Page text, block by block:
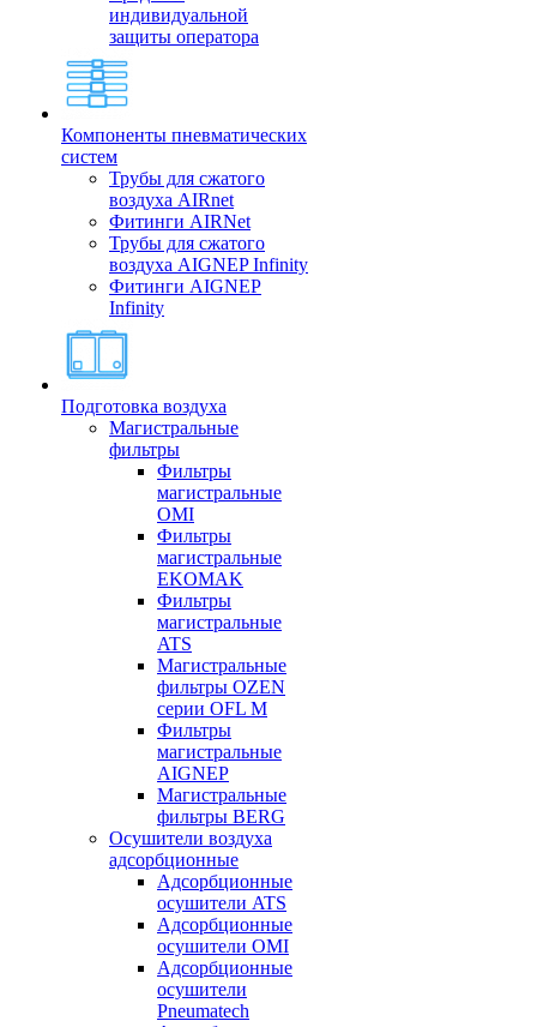
индивидуальной
защиты оператора
Компоненты пневматических
систем
Трубы для сжатого
воздуха AIRnet
Фитинги AIRNet
Трубы для сжатого
воздуха AIGNEP Infinity
Фитинги AIGNEP
Infinity
Подготовка воздуха
Магистральные
фильтры
Фильтры
магистральные
OMI
Фильтры
магистральные
EKOMAK
Фильтры
магистральные
ATS
Магистральные
фильтры OZEN
серии OFL M
Фильтры
магистральные
AIGNEP
Магистральные
фильтры BERG
Осушители воздуха
адсорбционные
Адсорбционные
осушители ATS
Адсорбционные
осушители OMI
Адсорбционные
осушители
Pneumatech